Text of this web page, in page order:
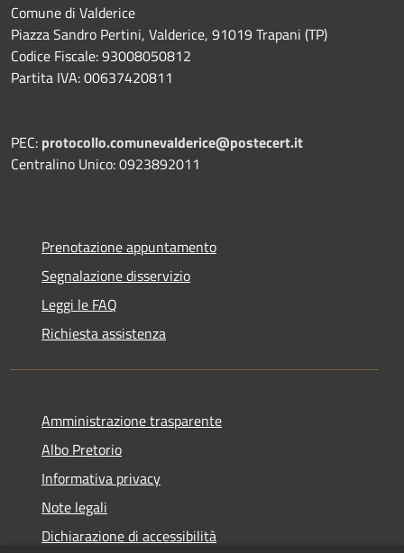
Comune di Valderice
Piazza Sandro Pertini, Valderice, 91019 Trapani (TP)
Codice Fiscale: 93008050812
Partita IVA: 00637420811
PEC: protocollo.comunevalderice@postecert.it
Centralino Unico: 0923892011
Prenotazione appuntamento
Segnalazione disservizio
Leggi le FAQ
Richiesta assistenza
Amministrazione trasparente
Albo Pretorio
Informativa privacy
Note legali
Dichiarazione di accessibilità